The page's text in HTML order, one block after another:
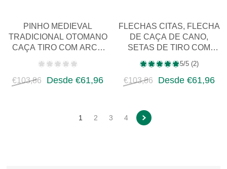
PINHO MEDIEVAL
TRADICIONAL OTOMANO
CAÇA TIRO COM ARCO
LONGBOW RECURVO AT…
€103,86
Desde €61,96
FLECHAS CITAS, FLECHA
DE CAÇA DE CANO,
SETAS DE TIRO COM
RÉPLICA HIST…
5/5 (2)
€103,86 Desde €61,96
1 2 3 4